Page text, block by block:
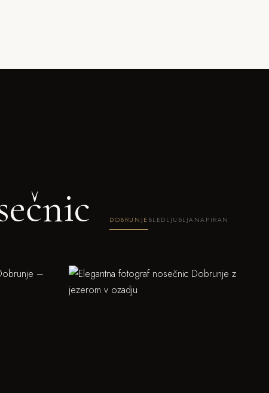
DOBRUNJE BLED LJUBLJANA PIRAN